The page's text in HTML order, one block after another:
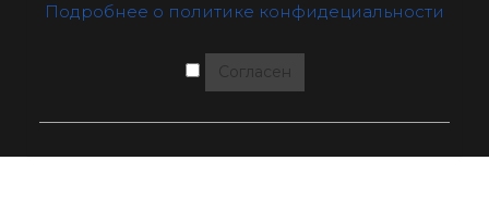
Подробнее о политике конфидециальности
Согласен